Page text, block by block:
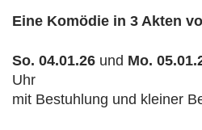
Eine Komödie in 3 Akten
So. 04.01.26 und Mo.
Uhr
mit Bestuhlung und kleiner